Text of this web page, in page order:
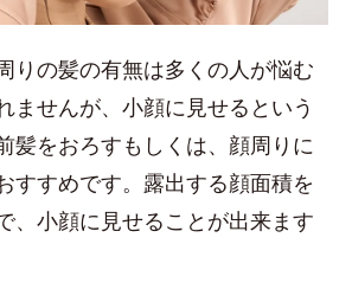
りの髪の有無は多くの人が悩む
ませんが、小顔に見せるという
髪をおろすもしくは、顔周りに
すすめです。露出する顔面積を
、小顔に見せることが出来ます